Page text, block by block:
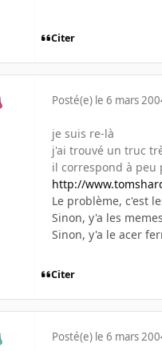
Citer
Posté(e) le 6 mars
je suis re-là
j'ai trouvé un truc
il correspond à peu
http://
Le problème, c'est
Sinon, y'a les
Sinon, y'a le acer
Citer
Posté(e) le 6 mars